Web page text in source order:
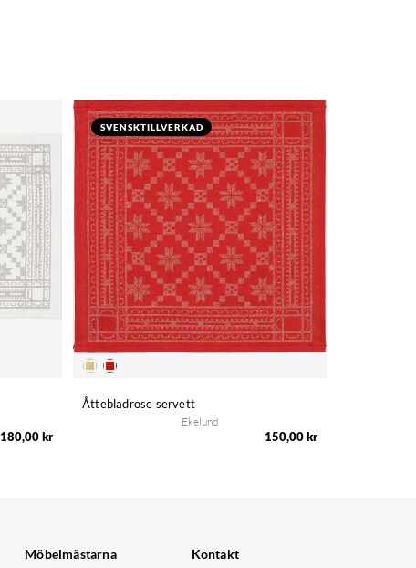
180,00 kr
SVENSKTILLVERKAD
Åttebladrose servett
Ekelund
150,00 kr
Möbelmästarna Kontakt